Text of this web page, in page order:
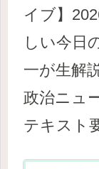
イブ】
しい今日
一が生解
政治ニュ
テキスト